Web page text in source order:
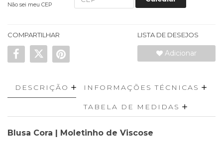
Não sei meu CEP
COMPARTILHAR LISTA DE DESEJOS
Adicionar
DESCRIÇÃO INFORMAÇÕES TÉCNICAS
TABELA DE MEDIDAS
Blusa Cora | Moletinho de Viscose